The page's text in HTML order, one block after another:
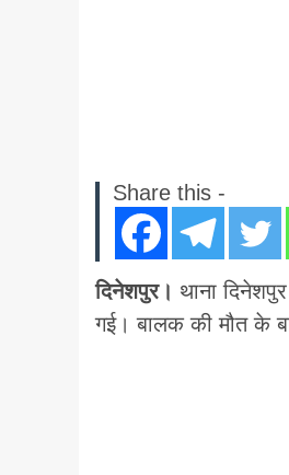
Share this -
दिनेशपुर। थाना
गई। बालक की मौत के